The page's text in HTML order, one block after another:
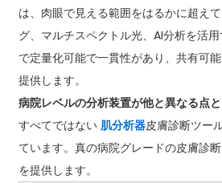
は、肉眼で見える範囲をはるかに超え
グ、マルチスペクトル光、AI分析を活
で定量化可能で一貫性があり、共有可
提供します。
病院レベルの分析装置が他と異なる点と
すべてではない 肌分析器皮膚診断ツー
ています。真の病院グレードの皮膚診
を提供します。